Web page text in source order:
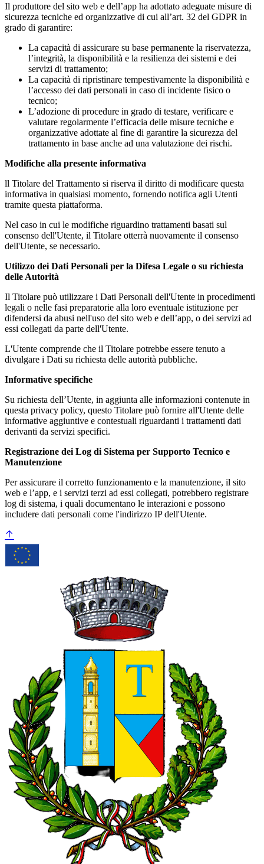
Il produttore del sito web e dell’app ha adottato adeguate misure di
sicurezza tecniche ed organizzative di cui all’art. 32 del GDPR in
grado di garantire:
La capacità di assicurare su base permanente la riservatezza,
l’integrità, la disponibilità e la resilienza dei sistemi e dei
servizi di trattamento;
La capacità di ripristinare tempestivamente la disponibilità e
l’accesso dei dati personali in caso di incidente fisico o
tecnico;
L’adozione di procedure in grado di testare, verificare e
valutare regolarmente l’efficacia delle misure tecniche e
organizzative adottate al fine di garantire la sicurezza del
trattamento in base anche ad una valutazione dei rischi.
Modifiche alla presente informativa
ll Titolare del Trattamento si riserva il diritto di modificare questa
informativa in qualsiasi momento, fornendo notifica agli Utenti
tramite questa piattaforma.
Nel caso in cui le modifiche riguardino trattamenti basati sul
consenso dell'Utente, il Titolare otterrà nuovamente il consenso
dell'Utente, se necessario.
Utilizzo dei Dati Personali per la Difesa Legale o su richiesta
delle Autorità
Il Titolare può utilizzare i Dati Personali dell'Utente in procedimenti
legali o nelle fasi preparatorie alla loro eventuale istituzione per
difendersi da abusi nell'uso del sito web e dell’app, o dei servizi ad
essi collegati da parte dell'Utente.
L'Utente comprende che il Titolare potrebbe essere tenuto a
divulgare i Dati su richiesta delle autorità pubbliche.
Informative specifiche
Su richiesta dell’Utente, in aggiunta alle informazioni contenute in
questa privacy policy, questo Titolare può fornire all'Utente delle
informative aggiuntive e contestuali riguardanti i trattamenti dati
derivanti da servizi specifici.
Registrazione dei Log di Sistema per Supporto Tecnico e
Manutenzione
Per assicurare il corretto funzionamento e la manutenzione, il sito
web e l’app, e i servizi terzi ad essi collegati, potrebbero registrare
log di sistema, i quali documentano le interazioni e possono
includere dati personali come l'indirizzo IP dell'Utente.